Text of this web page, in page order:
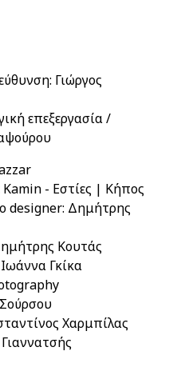
Γιώργος
επεξεργασία /
- Εστίες | Κήπος
designer: Δημήτρης
Κουτάς
Γκίκα
Χαρμπίλας